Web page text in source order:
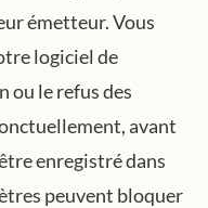
émetteur. Vous
logiciel de
ou le refus des
avant
enregistré dans
peuvent bloquer